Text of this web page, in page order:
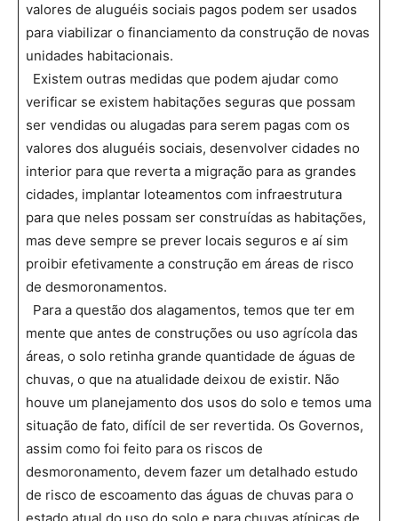
valores de aluguéis sociais pagos podem ser usados
para viabilizar o financiamento da construção de novas
unidades habitacionais.
Existem outras medidas que podem ajudar como
verificar se existem habitações seguras que possam
ser vendidas ou alugadas para serem pagas com os
valores dos aluguéis sociais, desenvolver cidades no
interior para que reverta a migração para as grandes
cidades, implantar loteamentos com infraestrutura
para que neles possam ser construídas as habitações,
mas deve sempre se prever locais seguros e aí sim
proibir efetivamente a construção em áreas de risco
de desmoronamentos.
Para a questão dos alagamentos, temos que ter em
mente que antes de construções ou uso agrícola das
áreas, o solo retinha grande quantidade de águas de
chuvas, o que na atualidade deixou de existir. Não
houve um planejamento dos usos do solo e temos uma
situação de fato, difícil de ser revertida. Os Governos,
assim como foi feito para os riscos de
desmoronamento, devem fazer um detalhado estudo
de risco de escoamento das águas de chuvas para o